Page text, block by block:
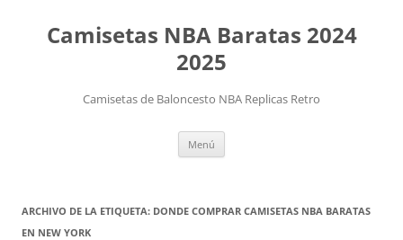
Camisetas NBA Baratas 2024
2025
Camisetas de Baloncesto NBA Replicas Retro
Menú
ARCHIVO DE LA ETIQUETA: DONDE COMPRAR CAMISETAS NBA BARATAS
EN NEW YORK